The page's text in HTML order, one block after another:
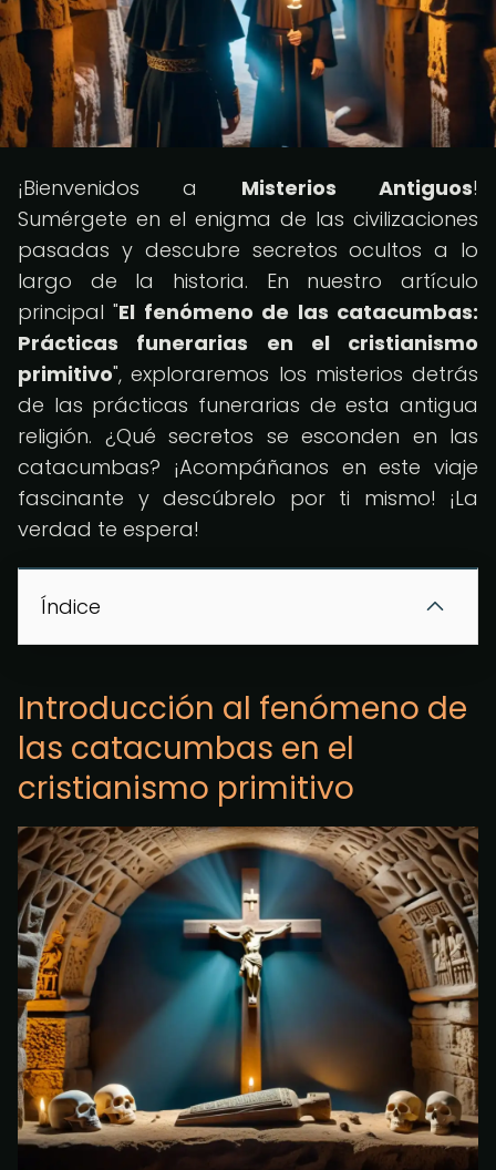
¡Bienvenidos a Misterios Antiguos!
Sumérgete en el enigma de las civilizaciones
pasadas y descubre secretos ocultos a lo
largo de la historia. En nuestro artículo
principal "El fenómeno de las catacumbas:
Prácticas funerarias en el cristianismo
primitivo", exploraremos los misterios detrás
de las prácticas funerarias de esta antigua
religión. ¿Qué secretos se esconden en las
catacumbas? ¡Acompáñanos en este viaje
fascinante y descúbrelo por ti mismo! ¡La
verdad te espera!
Índice
Introducción al fenómeno de
las catacumbas en el
cristianismo primitivo